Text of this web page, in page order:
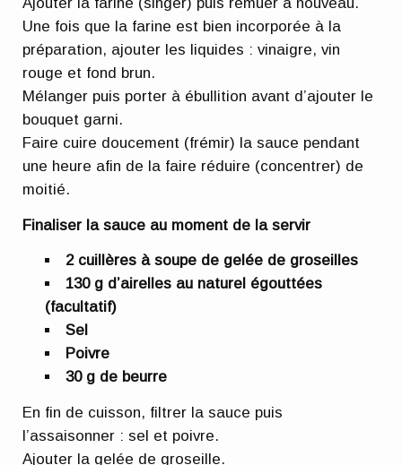
Ajouter la farine (singer) puis remuer à nouveau.
Une fois que la farine est bien incorporée à la
préparation, ajouter les liquides : vinaigre, vin
rouge et fond brun.
Mélanger puis porter à ébullition avant d’ajouter le
bouquet garni.
Faire cuire doucement (frémir) la sauce pendant
une heure afin de la faire réduire (concentrer) de
moitié.
Finaliser la sauce au moment de la servir
2 cuillères à soupe de gelée de groseilles
130 g d’airelles au naturel égouttées
(facultatif)
Sel
Poivre
30 g de beurre
En fin de cuisson, filtrer la sauce puis
l’assaisonner : sel et poivre.
Ajouter la gelée de groseille.